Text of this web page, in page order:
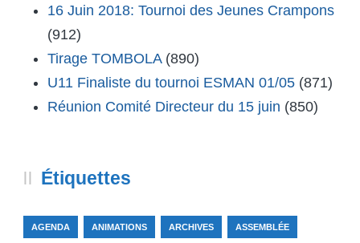
16 Juin 2018: Tournoi des Jeunes Crampons
(912)
Tirage TOMBOLA (890)
U11 Finaliste du tournoi ESMAN 01/05 (871)
Réunion Comité Directeur du 15 juin (850)
Étiquettes
AGENDA ANIMATIONS ARCHIVES ASSEMBLÉE